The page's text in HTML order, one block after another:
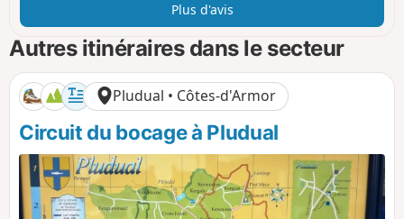
Plus d'avis
Autres itinéraires dans le secteur
Pludual • Côtes-d'Armor
Circuit du bocage à Pludual